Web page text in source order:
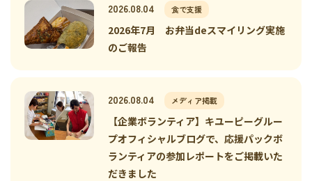
2026.08.04 食で支援
2026年7月 お弁当deスマイリング実施
のご報告
2026.08.04 メディア掲載
【企業ボランティア】キユーピーグルー
プオフィシャルブログで、応援パックボ
ランティアの参加レポートをご掲載いた
だきました